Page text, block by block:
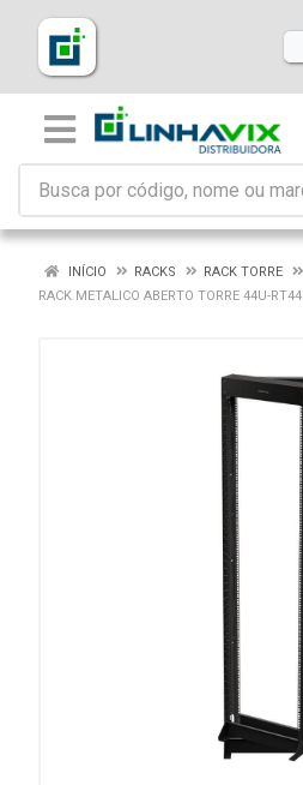
INÍCIO RACKS
RACK TORRE
RACK METALICO ABERTO TORRE 44U-RT44